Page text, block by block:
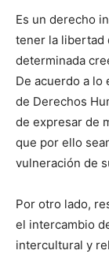
Es un derecho
tener la libertad
determinada
De acuerdo a lo
de Derechos
de expresar de
que por ello
vulneración de
Por otro lado,
el intercambio
intercultural y